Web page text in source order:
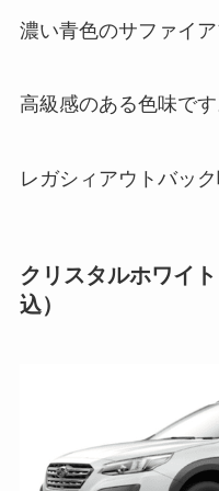
濃い青色のサファイア
高級感のある色味です
レガシィアウトバッ
クリスタルホワイ
込）